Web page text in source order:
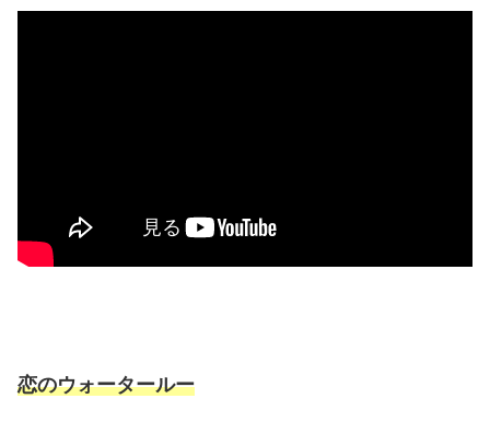
恋のウォータールー